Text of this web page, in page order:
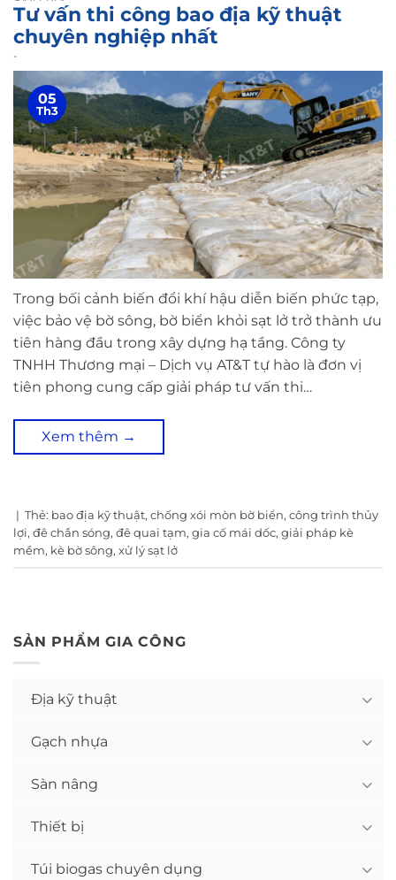
Tư vấn thi công bao địa kỹ thuật
chuyên nghiệp nhất
-
05
Th3
Trong bối cảnh biến đổi khí hậu diễn biến phức tạp,
việc bảo vệ bờ sông, bờ biển khỏi sạt lở trở thành ưu
tiên hàng đầu trong xây dựng hạ tầng. Công ty
TNHH Thương mại – Dịch vụ AT&T tự hào là đơn vị
tiên phong cung cấp giải pháp tư vấn thi…
Xem thêm →
| Thẻ: bao địa kỹ thuật, chống xói mòn bờ biển, công trình thủy
lợi, đê chắn sóng, đê quai tạm, gia cố mái dốc, giải pháp kè
mềm, kè bờ sông, xử lý sạt lở
SẢN PHẨM GIA CÔNG
Địa kỹ thuật
Gạch nhựa
Sàn nâng
Thiết bị
Túi biogas chuyên dụng